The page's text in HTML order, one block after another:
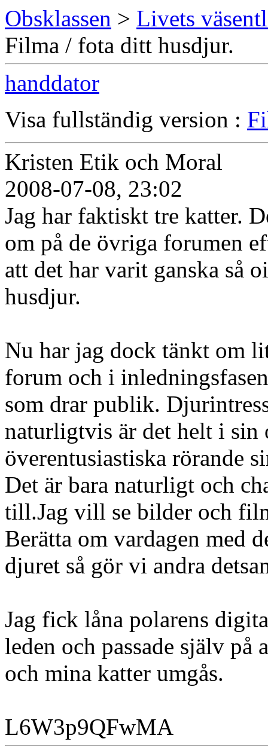
Obsklassen > Livets
Filma / fota ditt husdjur.
handdator
Visa fullständig version :
Kristen Etik och Moral
2008-07-08, 23:02
Jag har faktiskt tre katter.
om på de övriga forumen
att det har varit ganska så
husdjur.
Nu har jag dock tänkt om
forum och i
som drar publik.
naturligtvis är det helt i
överentusiastiska rörande
Det är bara naturligt och
till.Jag vill se bilder och
Berätta om vardagen med
djuret så gör vi andra
Jag fick låna polarens
leden och passade själv
och mina katter umgås.
L6W3p9QFwMA